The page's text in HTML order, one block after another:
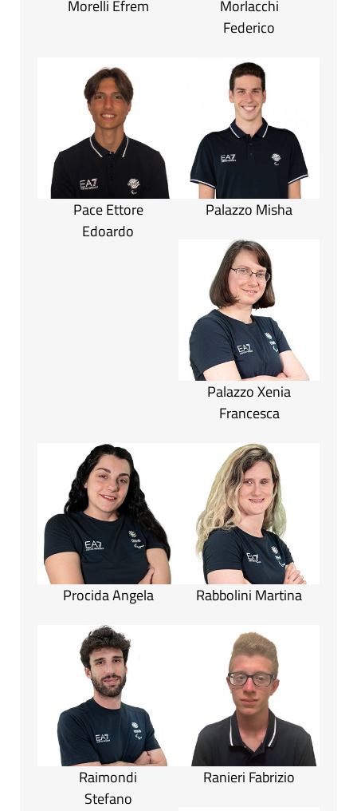
Morelli Efrem
Morlacchi
Federico
Pace Ettore
Edoardo
Palazzo Misha
Palazzo Xenia
Francesca
Procida Angela Rabbolini Martina
Raimondi
Stefano
Ranieri Fabrizio